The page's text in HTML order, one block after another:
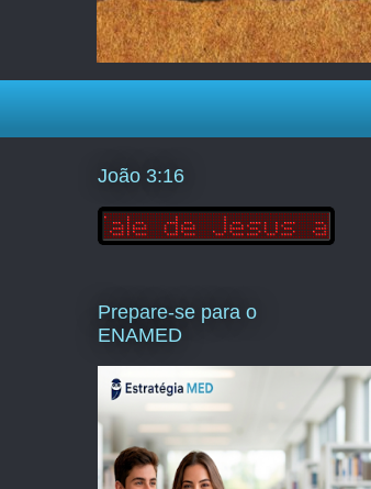
João 3:16
Prepare-se para o
ENAMED